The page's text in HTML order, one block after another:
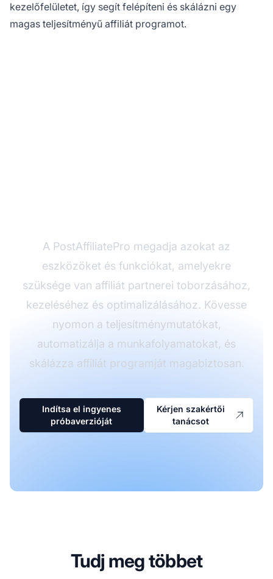
kezelőfelületet, így segít felépíteni és skálázni egy
magas teljesítményű affiliát programot.
A PostAffiliatePro megadja azokat az
eszközöket és funkciókat, amelyekre
szüksége van affiliát partnerei toborzásához,
kezeléséhez és optimalizálásához. Kövesse
nyomon a teljesítménymutatókat,
automatizálja a munkafolyamatokat, és
skálázza affiliát programját magabiztosan.
Indítsa el ingyenes
próbaverzióját
Kérjen szakértői
tanácsot
Tudj meg többet